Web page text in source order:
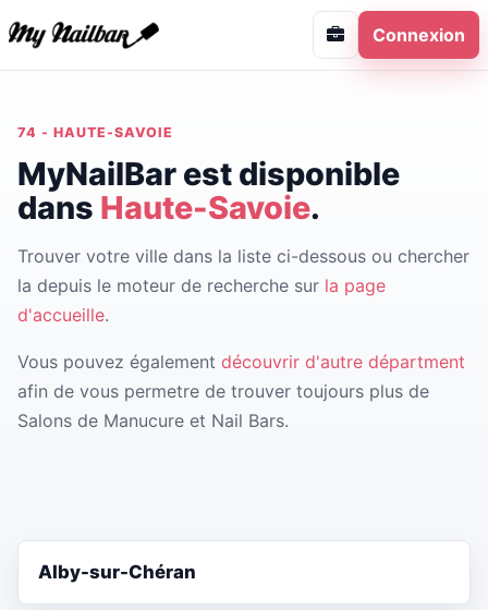
Connexion
74 - HAUTE-SAVOIE
MyNailBar est disponible
dans Haute-Savoie.
Trouver votre ville dans la liste ci-dessous ou chercher
la depuis le moteur de recherche sur la page
d'accueille.
Vous pouvez également découvrir d'autre départment
afin de vous permetre de trouver toujours plus de
Salons de Manucure et Nail Bars.
Alby-sur-Chéran